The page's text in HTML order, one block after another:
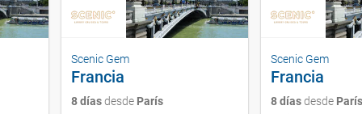
Scenic Gem
Francia
8 díasdesde París
Scenic Gem
Francia
8 díasdesde París